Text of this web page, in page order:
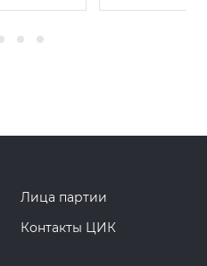
Лица партии
Контакты ЦИК